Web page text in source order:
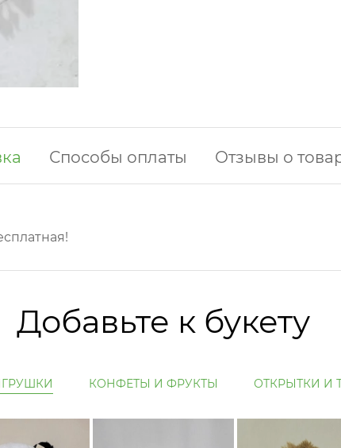
Способы оплаты Отзывы о
Добавьте к букету
КОНФЕТЫ И ФРУКТЫ ОТКРЫТКИ И